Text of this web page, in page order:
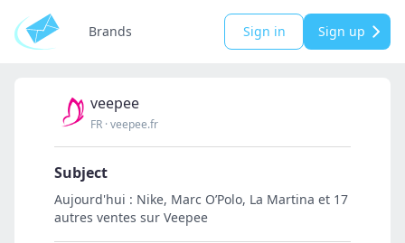
Brands Sign in Sign up
veepee
FR ·veepee.fr
Subject
Aujourd'hui : Nike, Marc O’Polo, La Martina et 17
autres ventes sur Veepee